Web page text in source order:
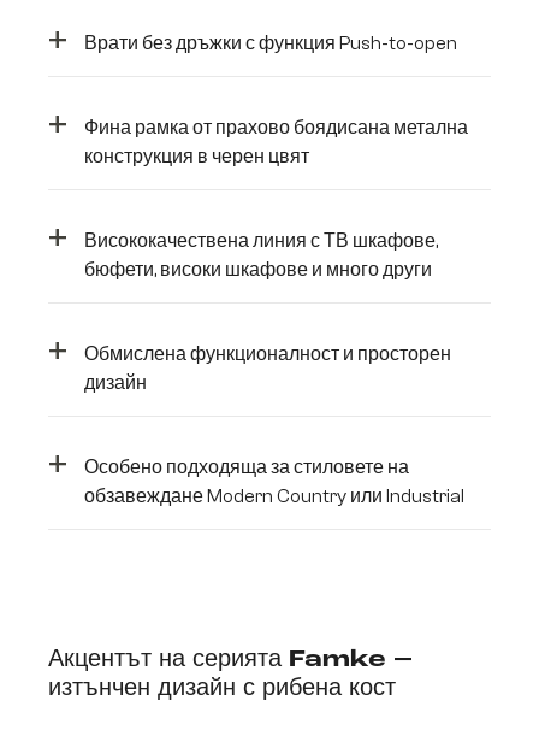
+ Врати без дръжки с функция Push-to-open
+
Фина рамка от прахово боядисана метална
конструкция в черен цвят
+
Висококачествена линия с ТВ шкафове,
бюфети, високи шкафове и много други
+
Обмислена функционалност и просторен
дизайн
+
Особено подходяща за стиловете на
обзавеждане Modern Country или Industrial
Акцентът на серията Famke –
изтънчен дизайн с рибена кост